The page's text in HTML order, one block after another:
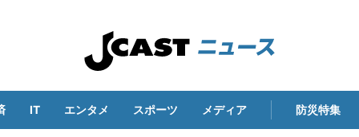
IT エンタメ スポーツ メディア 防災特集